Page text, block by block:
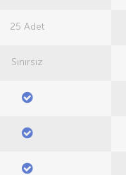
25 Adet
Sınırsız